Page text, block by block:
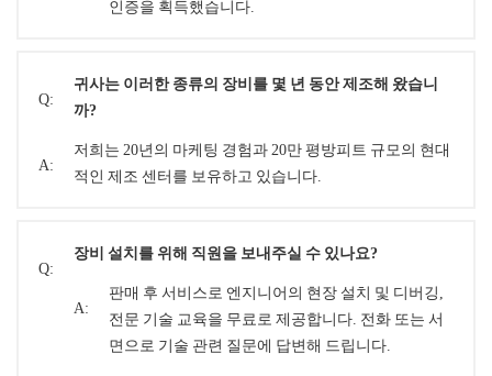
인증을 획득했습니다.
Q:
귀사는 이러한 종류의 장비를 몇 년 동안 제조해 왔습니
까?
A:
저희는 20년의 마케팅 경험과 20만 평방피트 규모의 현대
적인 제조 센터를 보유하고 있습니다.
Q:
장비 설치를 위해 직원을 보내주실 수 있나요?
A:
판매 후 서비스로 엔지니어의 현장 설치 및 디버깅,
전문 기술 교육을 무료로 제공합니다. 전화 또는 서
면으로 기술 관련 질문에 답변해 드립니다.